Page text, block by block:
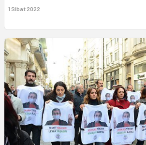
1 Sibat 2022